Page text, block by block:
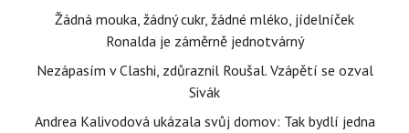
Žádná mouka, žádný cukr, žádné mléko, jídelníček
Ronalda je záměrně jednotvárný
Nezápasím v Clashi, zdůraznil Roušal. Vzápětí se ozval
Sivák
Andrea Kalivodová ukázala svůj domov: Tak bydlí jedna